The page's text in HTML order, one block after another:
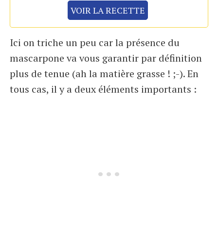
VOIR LA RECETTE
Ici on triche un peu car la présence du
mascarpone va vous garantir par définition
plus de tenue (ah la matière grasse ! ;-). En
tous cas, il y a deux éléments importants :